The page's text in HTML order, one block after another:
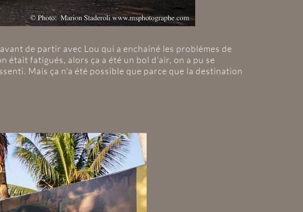
de partir avec Lou qui a enchaîné les problèmes de
était fatigués, alors ça a été un bol d'air, on a pu se
Mais ça n'a été possible que parce que la destination